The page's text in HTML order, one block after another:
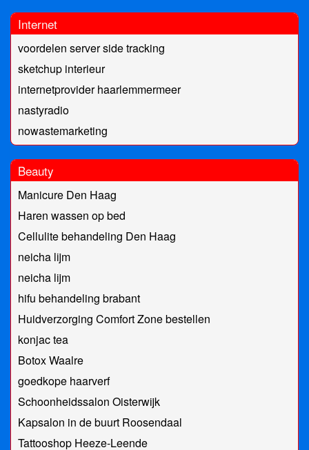
Internet
voordelen server side tracking
sketchup interieur
internetprovider haarlemmermeer
nastyradio
nowastemarketing
Beauty
Manicure Den Haag
Haren wassen op bed
Cellulite behandeling Den Haag
neicha lijm
neicha lijm
hifu behandeling brabant
Huidverzorging Comfort Zone bestellen
konjac tea
Botox Waalre
goedkope haarverf
Schoonheidssalon Oisterwijk
Kapsalon in de buurt Roosendaal
Tattooshop Heeze-Leende